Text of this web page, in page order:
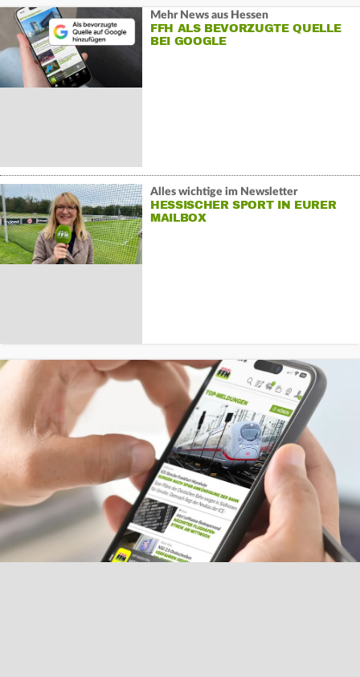
Mehr News aus Hessen
FFH ALS BEVORZUGTE QUELLE
BEI GOOGLE
Alles wichtige im Newsletter
HESSISCHER SPORT IN EURER
MAILBOX